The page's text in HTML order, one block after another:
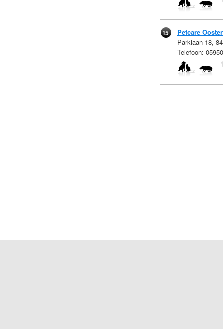
15
Petcare
Parklaan 18,
Telefoon: